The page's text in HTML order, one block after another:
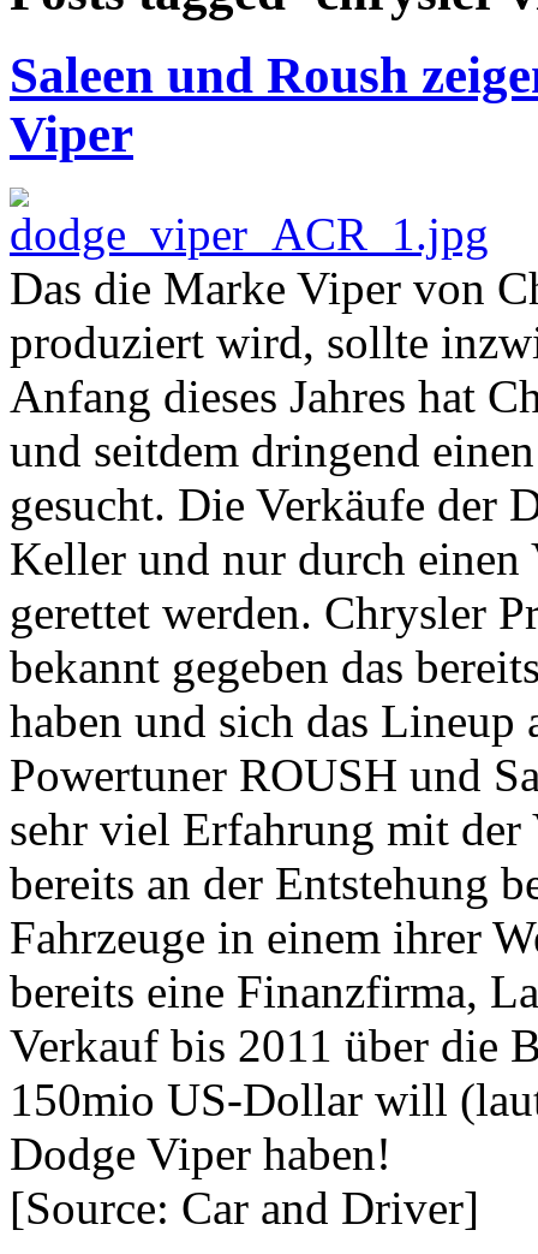
Saleen und Roush
Viper
Das die Marke Viper von
produziert wird, sollte
Anfang dieses Jahres hat
und seitdem dringend
gesucht. Die Verkäufe der
Keller und nur durch
gerettet werden. Chrysler
bekannt gegeben das
haben und sich das Lineup
Powertuner ROUSH und
sehr viel Erfahrung mit der
bereits an der Entstehung
Fahrzeuge in einem ihrer
bereits eine Finanzfirma,
Verkauf bis 2011 über die
150mio US-Dollar will
Dodge Viper haben!
[Source: Car and Driver]